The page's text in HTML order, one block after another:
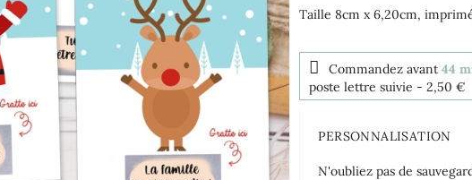
Taille 8cm x 6,20cm,
Commandez avant44
poste lettre suivie - 2,50 €
PERSONNALISATION
N'oubliez pas de